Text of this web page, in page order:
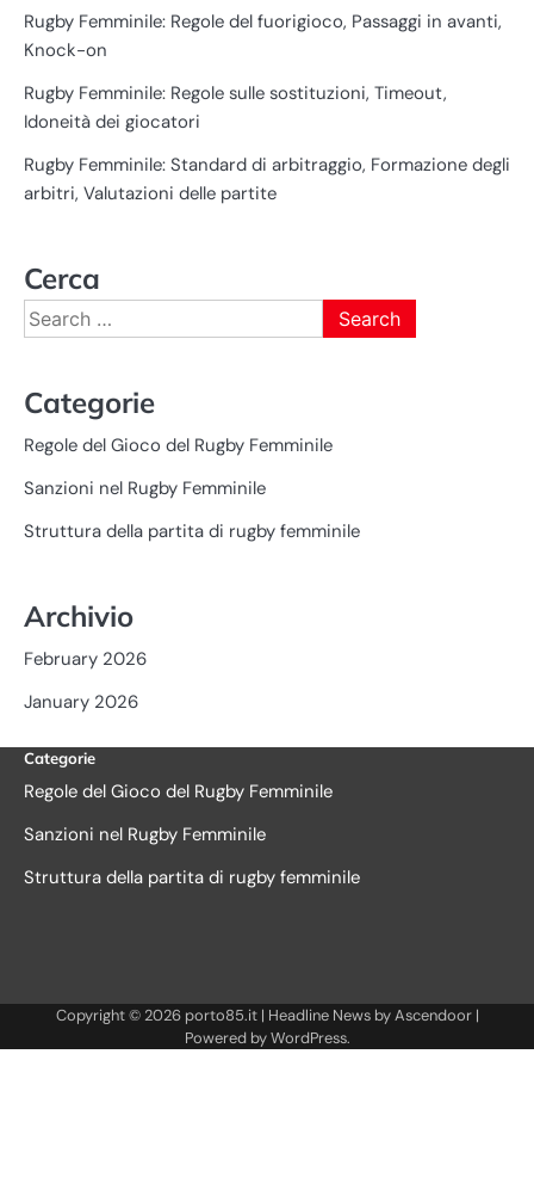
Rugby Femminile: Regole del fuorigioco, Passaggi in avanti,
Knock-on
Rugby Femminile: Regole sulle sostituzioni, Timeout,
Idoneità dei giocatori
Rugby Femminile: Standard di arbitraggio, Formazione degli
arbitri, Valutazioni delle partite
Cerca
Search
for:
Categorie
Regole del Gioco del Rugby Femminile
Sanzioni nel Rugby Femminile
Struttura della partita di rugby femminile
Archivio
February 2026
January 2026
Categorie
Regole del Gioco del Rugby Femminile
Sanzioni nel Rugby Femminile
Struttura della partita di rugby femminile
Copyright © 2026 porto85.it| Headline News byAscendoor|
Powered byWordPress.